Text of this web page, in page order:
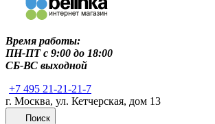
Время работы:
ПН-ПТ c 9:00 до 18:00
СБ-ВС выходной
+7 495 21-21-21-7
г. Москва, ул. Кетчерская, дом 13
Поиск